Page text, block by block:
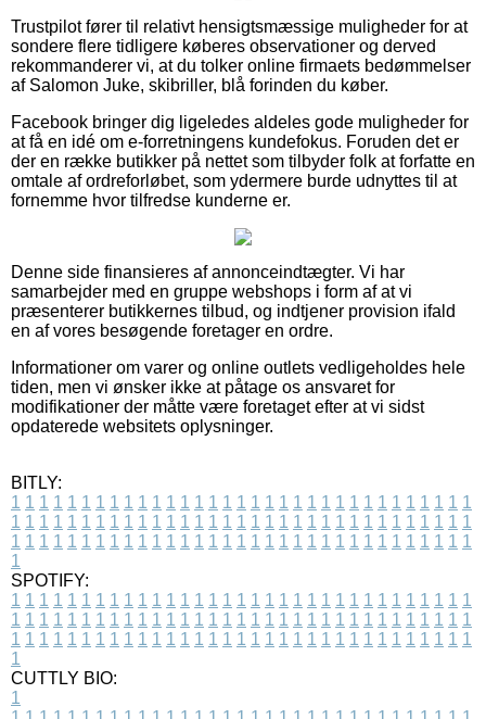
Trustpilot fører til relativt hensigtsmæssige muligheder for at
sondere flere tidligere køberes observationer og derved
rekommanderer vi, at du tolker online firmaets bedømmelser
af Salomon Juke, skibriller, blå forinden du køber.
Facebook bringer dig ligeledes aldeles gode muligheder for
at få en idé om e-forretningens kundefokus. Foruden det er
der en række butikker på nettet som tilbyder folk at forfatte en
omtale af ordreforløbet, som ydermere burde udnyttes til at
fornemme hvor tilfredse kunderne er.
Denne side finansieres af annonceindtægter. Vi har
samarbejder med en gruppe webshops i form af at vi
præsenterer butikkernes tilbud, og indtjener provision ifald
en af vores besøgende foretager en ordre.
Informationer om varer og online outlets vedligeholdes hele
tiden, men vi ønsker ikke at påtage os ansvaret for
modifikationer der måtte være foretaget efter at vi sidst
opdaterede websitets oplysninger.
BITLY:
1 1 1 1 1 1 1 1 1 1 1 1 1 1 1 1 1 1 1 1 1 1 1 1 1 1 1 1 1 1 1 1 1
1 1 1 1 1 1 1 1 1 1 1 1 1 1 1 1 1 1 1 1 1 1 1 1 1 1 1 1 1 1 1 1 1
1 1 1 1 1 1 1 1 1 1 1 1 1 1 1 1 1 1 1 1 1 1 1 1 1 1 1 1 1 1 1 1 1
1
SPOTIFY:
1 1 1 1 1 1 1 1 1 1 1 1 1 1 1 1 1 1 1 1 1 1 1 1 1 1 1 1 1 1 1 1 1
1 1 1 1 1 1 1 1 1 1 1 1 1 1 1 1 1 1 1 1 1 1 1 1 1 1 1 1 1 1 1 1 1
1 1 1 1 1 1 1 1 1 1 1 1 1 1 1 1 1 1 1 1 1 1 1 1 1 1 1 1 1 1 1 1 1
1
CUTTLY BIO:
1